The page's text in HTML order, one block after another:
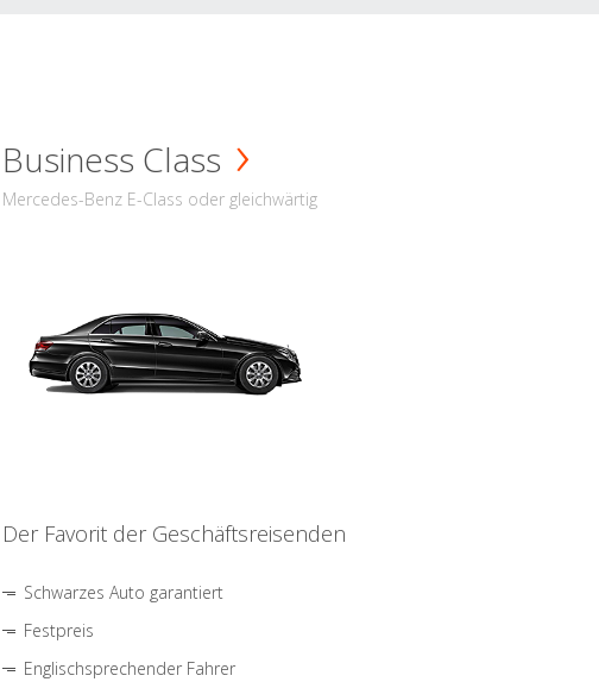
Business Class
Mercedes-Benz E-Class oder gleichwärtig
Der Favorit der Geschäftsreisenden
Schwarzes Auto garantiert
Festpreis
Englischsprechender Fahrer